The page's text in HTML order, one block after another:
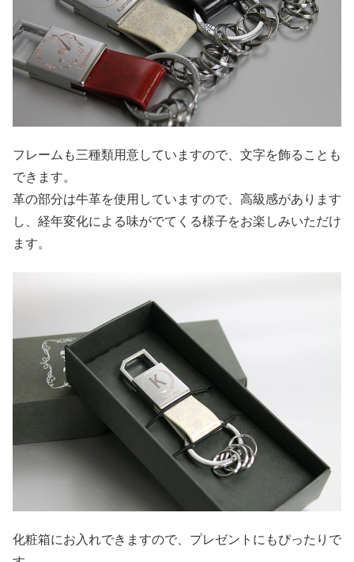
フレームも三種類用意していますので、文字を飾ることも
できます。
革の部分は牛革を使用していますので、高級感があります
し、経年変化による味がでてくる様子をお楽しみいただけ
ます。
化粧箱にお入れできますので、プレゼントにもぴったりで